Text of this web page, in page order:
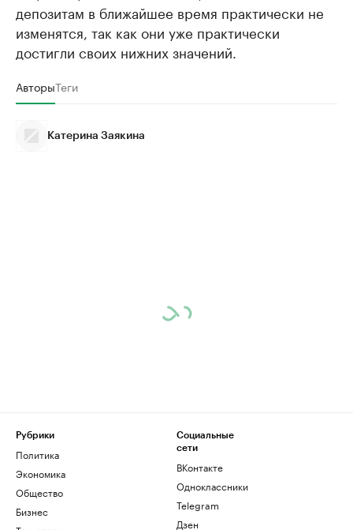
депозитам в ближайшее время практически не
изменятся, так как они уже практически
достигли своих нижних значений.
АвторыТеги
Катерина Заякина
Рубрики
Политика
Экономика
Общество
Бизнес
Социальные
сети
ВКонтакте
Одноклассники
Telegram
Дзен